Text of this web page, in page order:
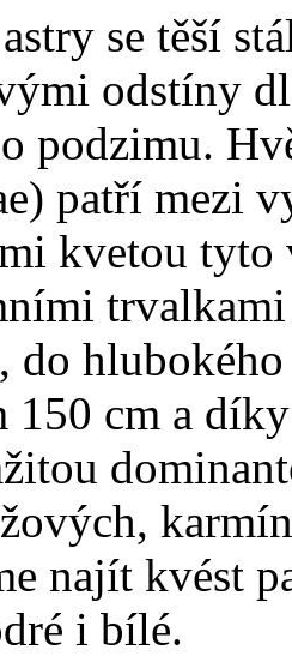
se těší
odstíny
podzimu.
patří mezi
kvetou tyto
do
cm a
najít kvést
i bílé.